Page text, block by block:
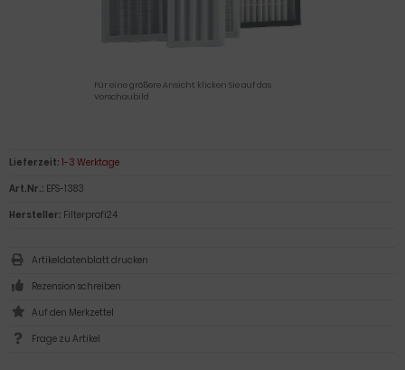
Für eine größere Ansicht klicken Sie auf das
Vorschaubild
Lieferzeit: 1-3 Werktage
Art.Nr.: EFS-1383
Hersteller: Filterprofi24
Artikeldatenblatt drucken
Rezension schreiben
Frage zu Artikel